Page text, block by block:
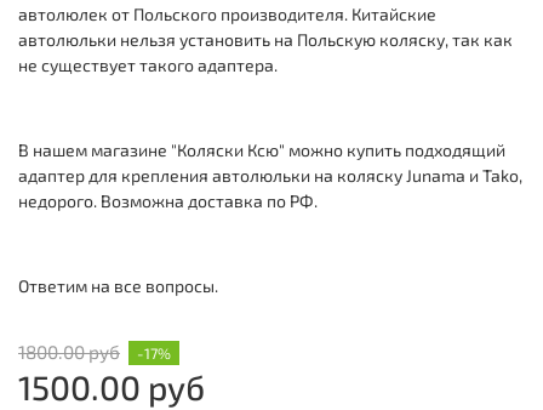
автолюлек от Польского производителя. Китайские
автолюльки нельзя установить на Польскую коляску, так как
не существует такого адаптера.
В нашем магазине "Коляски Ксю" можно купить подходящий
адаптер для крепления автолюльки на коляску Junama и Tako,
недорого. Возможна доставка по РФ.
Ответим на все вопросы.
1800.00 руб
1500.00 руб
-17%